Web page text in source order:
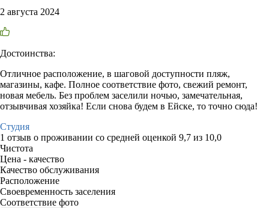
2 августа 2024
Достоинства:
Отличное расположение, в шаговой доступности пляж,
магазины, кафе. Полное соответствие фото, свежий ремонт,
новая мебель. Без проблем заселили ночью, замечательная,
отзывчивая хозяйка! Если снова будем в Ейске, то точно сюда!
Студия
1 отзыв о проживании со средней оценкой 9,7 из 10,0
Чистота
Цена - качество
Качество обслуживания
Расположение
Своевременность заселения
Соответствие фото